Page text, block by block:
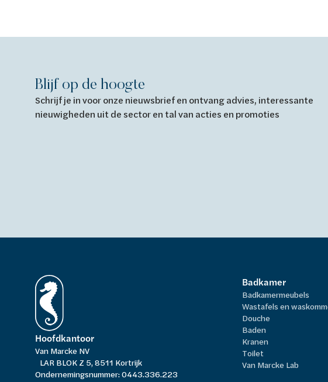
Blijf op de hoogte
Schrijf je in voor onze nieuwsbrief en ontvang advies, interessante
nieuwigheden uit de sector en tal van acties en promoties
Hoofdkantoor
Van Marcke NV
LAR BLOK Z 5, 8511 Kortrijk
Ondernemingsnummer: 0443.336.223
Badkamer
Badkamermeubels
Wastafels en
Douche
Baden
Kranen
Toilet
Van Marcke Lab